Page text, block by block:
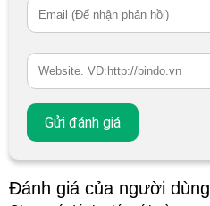
Đánh giá của người dùng